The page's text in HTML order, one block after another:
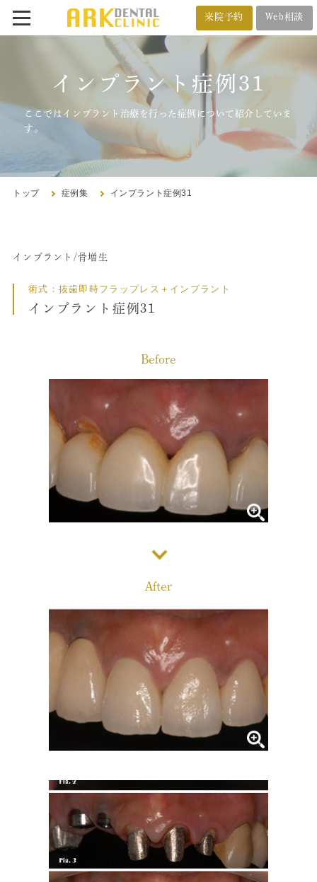
番町オフィス
BANCHO OFFICE
03-5212-4618
トップ
クリニック紹介
コンセプト
番町オフィス
医院紹介
アクセス
審美治療/ホワイトニング
新しい審美歯科
ホワイトニング
症例集
インプラント/骨増生
治療の流れ、当院でのポイント
よくある質問
症例集
歯列矯正/インビザライン
矯正治療とは？
インビザライン・システムとは
治療費
症例集
こんな症状が出たら
症例集
サポート
来院予約 Web相談
オンライン相談
インプラント症例31
ここではインプラント治療を行った症例について紹介していま
す。
トップ 症例集 インプラント症例31
インプラント/骨増生
術式：抜歯即時フラップレス＋インプラント
インプラント症例31
Before
After